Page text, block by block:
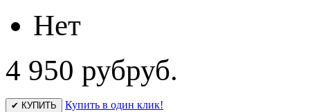
Нет
4 950 рубруб.
✔ КУПИТЬ Купить в один клик!